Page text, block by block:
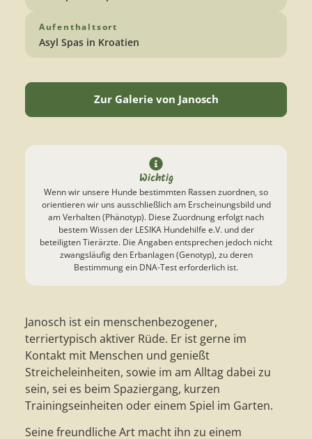
Aufenthaltsort
Asyl Spas in Kroatien
Zur Galerie von Janosch
Wichtig
Wenn wir unsere Hunde bestimmten Rassen zuordnen, so
orientieren wir uns ausschließlich am Erscheinungsbild und
am Verhalten (Phänotyp). Diese Zuordnung erfolgt nach
bestem Wissen der LESIKA Hundehilfe e.V. und der
beteiligten Tierärzte. Die Angaben entsprechen jedoch nicht
zwangsläufig den Erbanlagen (Genotyp), zu deren
Bestimmung ein DNA-Test erforderlich ist.
Janosch ist ein menschenbezogener,
terriertypisch aktiver Rüde. Er ist gerne im
Kontakt mit Menschen und genießt
Streicheleinheiten, sowie im am Alltag dabei zu
sein, sei es beim Spaziergang, kurzen
Trainingseinheiten oder einem Spiel im Garten.
Seine freundliche Art macht ihn zu einem